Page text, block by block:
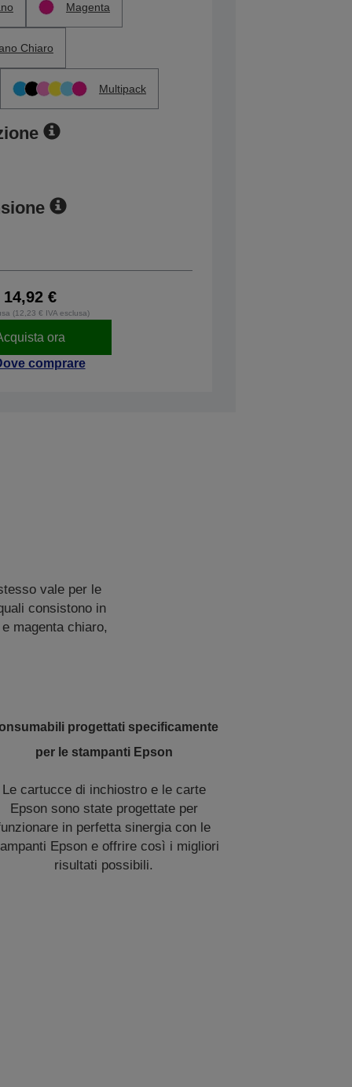
Magenta
Chiaro
Multipack
14,92 €
(12,23 € IVA esclusa)
ora
comprare
vale per le
consistono in
magenta chiaro,
progettati specificamente
per le stampanti Epson
Le cartucce di inchiostro e le carte
Epson sono state progettate per
in perfetta sinergia con le
Epson e offrire così i migliori
risultati possibili.